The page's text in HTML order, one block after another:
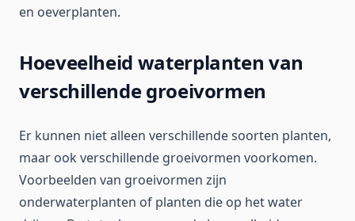
en oeverplanten.
Hoeveelheid waterplanten van
verschillende groeivormen
Er kunnen niet alleen verschillende soorten planten,
maar ook verschillende groeivormen voorkomen.
Voorbeelden van groeivormen zijn
onderwaterplanten of planten die op het water